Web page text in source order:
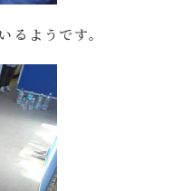
るようです。